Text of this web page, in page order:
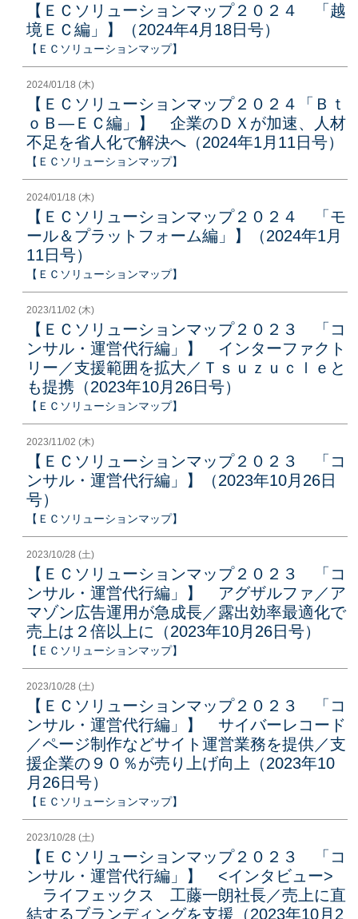
【ＥＣソリューションマップ２０２４ 「越
境ＥＣ編」】（2024年4月18日号）
【ＥＣソリューションマップ】
2024/01/18 (木)
【ＥＣソリューションマップ２０２４「Ｂｔ
ｏＢ―ＥＣ編」】 企業のＤＸが加速、人材
不足を省人化で解決へ（2024年1月11日号）
【ＥＣソリューションマップ】
2024/01/18 (木)
【ＥＣソリューションマップ２０２４ 「モ
ール＆プラットフォーム編」】（2024年1月
11日号）
【ＥＣソリューションマップ】
2023/11/02 (木)
【ＥＣソリューションマップ２０２３ 「コ
ンサル・運営代行編」】 インターファクト
リー／支援範囲を拡大／Ｔｓｕｚｕｃｌｅと
も提携（2023年10月26日号）
【ＥＣソリューションマップ】
2023/11/02 (木)
【ＥＣソリューションマップ２０２３ 「コ
ンサル・運営代行編」】（2023年10月26日
号）
【ＥＣソリューションマップ】
2023/10/28 (土)
【ＥＣソリューションマップ２０２３ 「コ
ンサル・運営代行編」】 アグザルファ／ア
マゾン広告運用が急成長／露出効率最適化で
売上は２倍以上に（2023年10月26日号）
【ＥＣソリューションマップ】
2023/10/28 (土)
【ＥＣソリューションマップ２０２３ 「コ
ンサル・運営代行編」】 サイバーレコード
／ページ制作などサイト運営業務を提供／支
援企業の９０％が売り上げ向上（2023年10
月26日号）
【ＥＣソリューションマップ】
2023/10/28 (土)
【ＥＣソリューションマップ２０２３ 「コ
ンサル・運営代行編」】 <インタビュー>
ライフェックス 工藤一朗社長／売上に直
結するブランディングを支援（2023年10月2